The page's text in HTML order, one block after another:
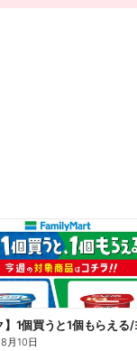
8月10日